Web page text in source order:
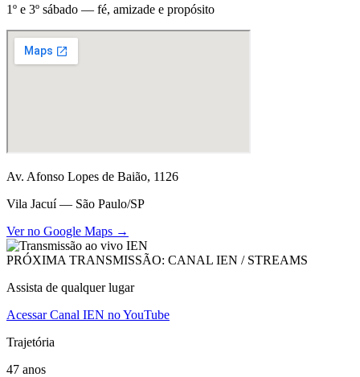
1º e 3º sábado — fé, amizade e propósito
Av. Afonso Lopes de Baião, 1126
Vila Jacuí — São Paulo/SP
Ver no Google Maps →
PRÓXIMA TRANSMISSÃO: CANAL IEN / STREAMS
Assista de qualquer lugar
Acessar Canal IEN no YouTube
Trajetória
47 anos